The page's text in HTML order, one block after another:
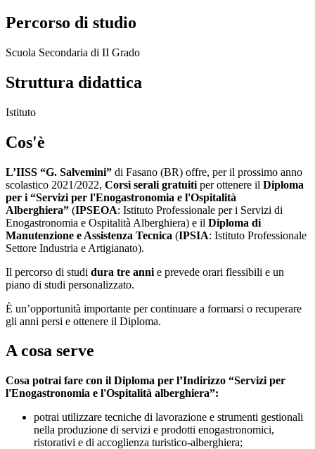
Percorso di studio
Scuola Secondaria di II Grado
Struttura didattica
Istituto
Cos'è
L’IISS “G. Salvemini” di Fasano (BR) offre, per il prossimo anno
scolastico 2021/2022, Corsi serali gratuiti per ottenere il Diploma
per i “Servizi per l'Enogastronomia e l'Ospitalità
Alberghiera” (IPSEOA: Istituto Professionale per i Servizi di
Enogastronomia e Ospitalità Alberghiera) e il Diploma di
Manutenzione e Assistenza Tecnica (IPSIA: Istituto Professionale
Settore Industria e Artigianato).
Il percorso di studi dura tre anni e prevede orari flessibili e un
piano di studi personalizzato.
È un’opportunità importante per continuare a formarsi o recuperare
gli anni persi e ottenere il Diploma.
A cosa serve
Cosa potrai fare con il Diploma per l’Indirizzo “Servizi per
l'Enogastronomia e l'Ospitalità alberghiera”:
potrai utilizzare tecniche di lavorazione e strumenti gestionali
nella produzione di servizi e prodotti enogastronomici,
ristorativi e di accoglienza turistico-alberghiera;